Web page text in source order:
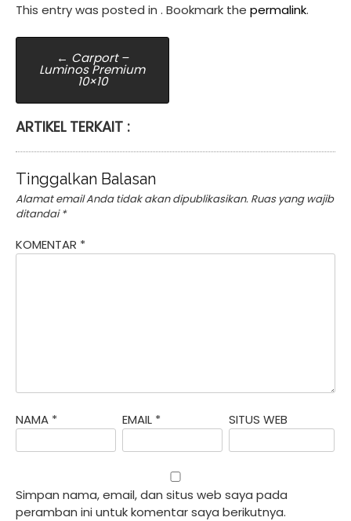
This entry was posted in . Bookmark the permalink.
Post
navigation
← Carport –
Luminos Premium
10×10
ARTIKEL TERKAIT :
Tinggalkan Balasan
Alamat email Anda tidak akan dipublikasikan. Ruas yang wajib
ditandai*
KOMENTAR *
NAMA * EMAIL * SITUS WEB
Simpan nama, email, dan situs web saya pada
peramban ini untuk komentar saya berikutnya.